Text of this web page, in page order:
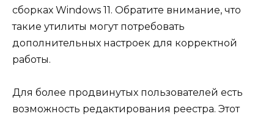
сборках Windows 11. Обратите внимание, что
такие утилиты могут потребовать
дополнительных настроек для корректной
работы.
Для более продвинутых пользователей есть
возможность редактирования реестра. Этот